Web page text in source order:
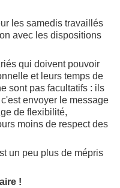
les samedis travaillés
avec les dispositions
qui doivent pouvoir
et leurs temps de
sont pas facultatifs : ils
envoyer le message
de flexibilité,
moins de respect des
un peu plus de mépris
!